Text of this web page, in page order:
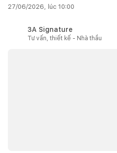
27/06/2026, lúc 10:00
3A Signature
Tư vấn, thiết kế - Nhà thầu